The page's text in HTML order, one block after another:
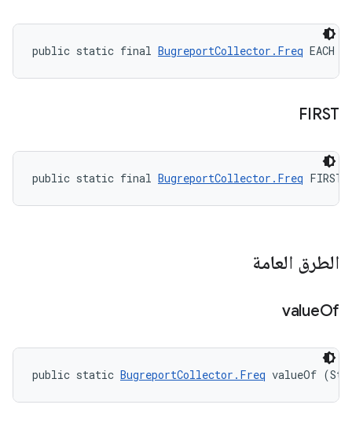
public static final BugreportCollector.Freq EACH
FIRST
public static final BugreportCollector.Freq FIRST
الطرق العامة
valueOf
public static BugreportCollector.Freq valueOf